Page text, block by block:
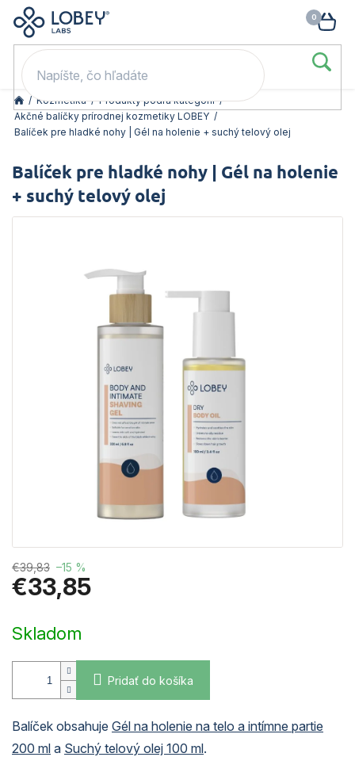
Prejsť
obsah
kódom LOB20 (nad 80 eur). 👉
/ Kozmetika / Produkty podľa kategórií /
Akčné balíčky prírodnej kozmetiky LOBEY /
Balíček pre hladké nohy | Gél na holenie + suchý telový olej
Balíček pre hladké nohy | Gél na holenie
+ suchý telový olej
€39,83 –15 %
€33,85
cena:
Skladom
Pridať do košíka
Balíček obsahuje Gél na holenie na telo a intímne partie
200 ml a Suchý telový olej 100 ml.